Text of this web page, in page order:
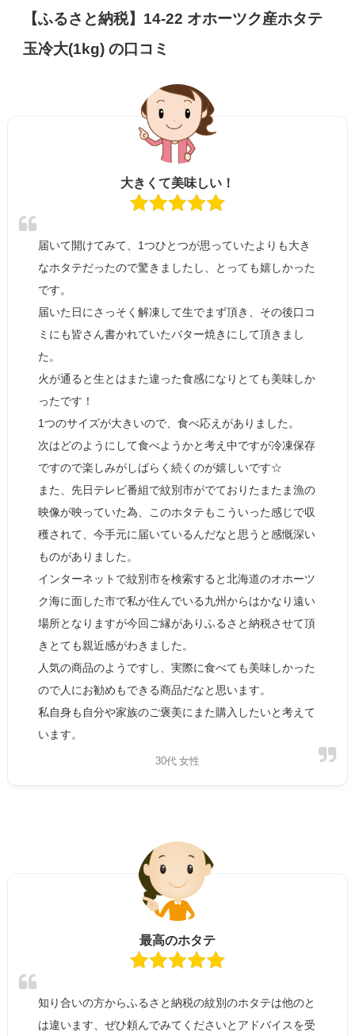
【ふるさと納税】14-22 オホーツク産ホタテ
玉冷大(1kg) の口コミ
大きくて美味しい！
届いて開けてみて、1つひとつが思っていたよりも大き
なホタテだったので驚きましたし、とっても嬉しかった
です。
届いた日にさっそく解凍して生でまず頂き、その後口コ
ミにも皆さん書かれていたバター焼きにして頂きまし
た。
火が通ると生とはまた違った食感になりとても美味しか
ったです！
1つのサイズが大きいので、食べ応えがありました。
次はどのようにして食べようかと考え中ですが冷凍保存
ですので楽しみがしばらく続くのが嬉しいです☆
また、先日テレビ番組で紋別市がでておりたまたま漁の
映像が映っていた為、このホタテもこういった感じで収
穫されて、今手元に届いているんだなと思うと感慨深い
ものがありました。
インターネットで紋別市を検索すると北海道のオホーツ
ク海に面した市で私が住んでいる九州からはかなり遠い
場所となりますが今回ご縁がありふるさと納税させて頂
きとても親近感がわきました。
人気の商品のようですし、実際に食べても美味しかった
ので人にお勧めもできる商品だなと思います。
私自身も自分や家族のご褒美にまた購入したいと考えて
います。
30代 女性
最高のホタテ
知り合いの方からふるさと納税の紋別のホタテは他のと
は違います、ぜひ頼んでみてくださいとアドバイスを受